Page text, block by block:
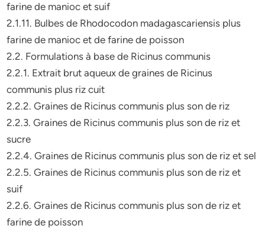
farine de manioc et suif
2.1.11. Bulbes de Rhodocodon madagascariensis plus
farine de manioc et de farine de poisson
2.2. Formulations à base de Ricinus communis
2.2.1. Extrait brut aqueux de graines de Ricinus
communis plus riz cuit
2.2.2. Graines de Ricinus communis plus son de riz
2.2.3. Graines de Ricinus communis plus son de riz et
sucre
2.2.4. Graines de Ricinus communis plus son de riz et sel
2.2.5. Graines de Ricinus communis plus son de riz et
suif
2.2.6. Graines de Ricinus communis plus son de riz et
farine de poisson